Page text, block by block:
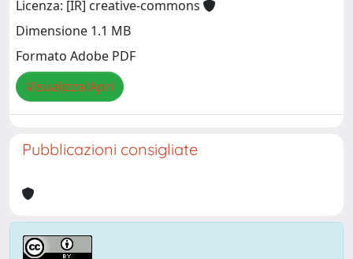
Licenza: [IR] creative-commons
Dimensione 1.1 MB
Formato Adobe PDF
Visualizza/Apri
Pubblicazioni consigliate